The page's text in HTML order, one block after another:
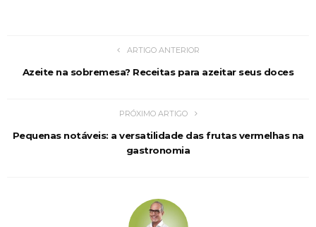
ARTIGO ANTERIOR
Azeite na sobremesa? Receitas para azeitar seus doces
PRÓXIMO ARTIGO
Pequenas notáveis: a versatilidade das frutas vermelhas na
gastronomia